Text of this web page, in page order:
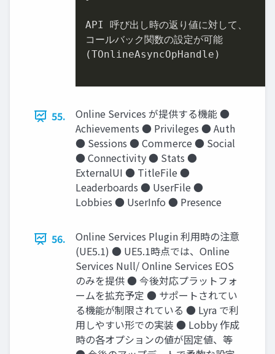
API 呼び出し時の返り値に対して、
コールバック関数の設定が可能
(TOnlineAsyncOpHandle)
55.
Online Services が提供する機能 ●
Achievements ● Privileges ● Auth
● Sessions ● Commerce ● Social
● Connectivity ● Stats ●
ExternalUI ● TitleFile ●
Leaderboards ● UserFile ●
Lobbies ● UserInfo ● Presence
56.
Online Services Plugin 利用時の注意
(UE5.1) ● UE5.1時点では、Online
Services Null/ Online Services EOS
のみを提供 ● 今後対応プラットフォ
ームを拡充予定 ● サポートされてい
る機能が制限されている ● Lyra で利
用しやすい形での実装 ● Lobby 作成
時の各オプションの値が固定値、等